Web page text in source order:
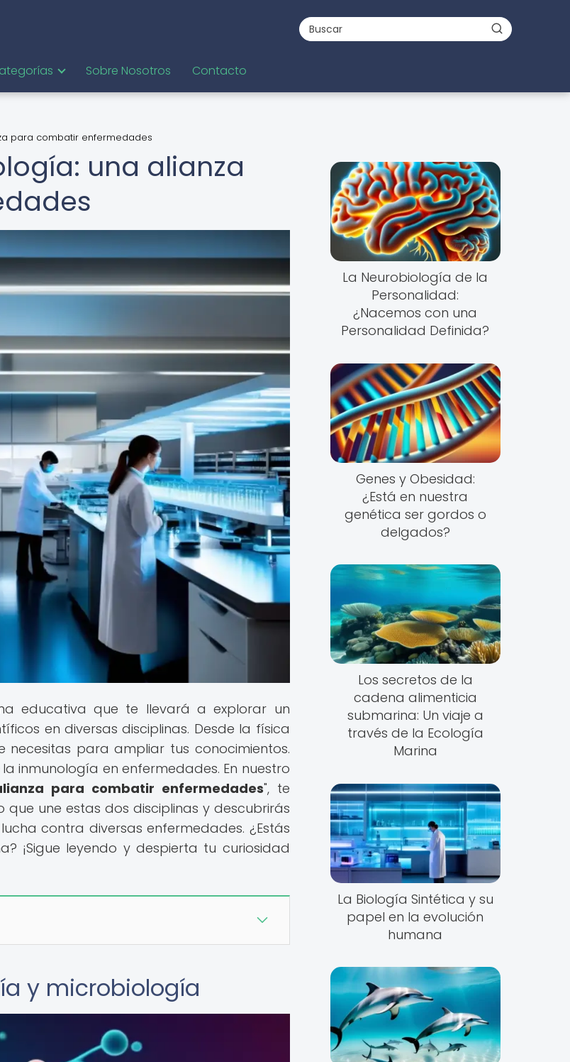
Sobre Nosotros Contacto
para combatir enfermedades
una alianza
educativa que te llevará a explorar un
en diversas disciplinas. Desde la física
para ampliar tus conocimientos.
inmunología en enfermedades. En nuestro
para combatir enfermedades", te
une estas dos disciplinas y descubrirás
contra diversas enfermedades. ¿Estás
¡Sigue leyendo y despierta tu curiosidad
y microbiología
La Neurobiología de la
Personalidad:
¿Nacemos con una
Personalidad Definida?
Genes y Obesidad:
¿Está en nuestra
genética ser gordos o
delgados?
Los secretos de la
cadena alimenticia
submarina: Un viaje a
través de la Ecología
Marina
La Biología Sintética y su
papel en la evolución
humana